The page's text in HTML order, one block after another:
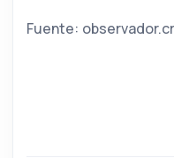
Fuente: observador.cr